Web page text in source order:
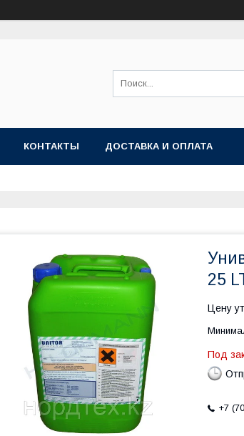
КОНТАКТЫ ДОСТАВКА И ОПЛАТА
25
Цену
Под
+7